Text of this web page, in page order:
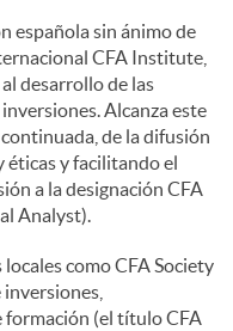
española sin ánimo de
CFA Institute,
desarrollo de las
Alcanza este
de la difusión
éticas y facilitando el
a la designación CFA
Analyst).
como CFA Society
formación (el título CFA